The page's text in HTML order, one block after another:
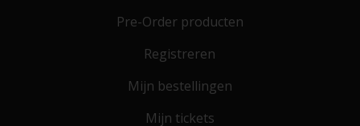
Pre-Order producten
Registreren
Mijn bestellingen
Mijn tickets